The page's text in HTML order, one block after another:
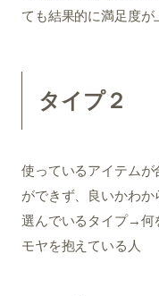
ても結果的に満足度が
タイプ２
使っているアイテム
ができず、良いかわ
選んでいるタイプ→何
モヤを抱えている人